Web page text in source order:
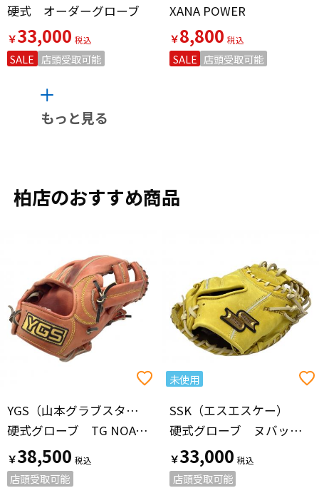
硬式 オーダーグローブ
￥33,000
SALE 店頭受取可能
XANA POWER
￥8,800
SALE 店頭受取可能
もっと見る
柏店のおすすめ商品
YGS（山本グラブスタジオ）
硬式グローブ TG NOATH EUROPEAN プロライン
￥38,500
店頭受取可能
未使用
SSK（エスエスケー）
硬式グローブ ヌバック 梅野モデル
￥33,000
店頭受取可能